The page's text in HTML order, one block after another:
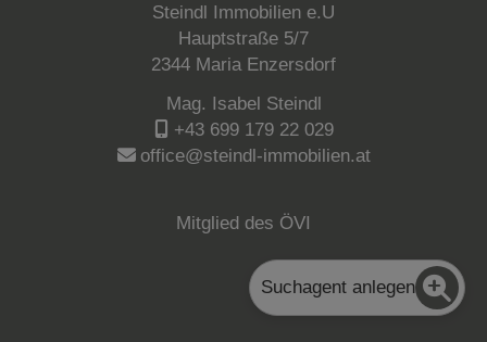
Steindl Immobilien e.U
Hauptstraße 5/7
2344 Maria Enzersdorf
Mag. Isabel Steindl
+43 699 179 22 029
office@steindl-immobilien.at
Mitglied des ÖVI
Suchagent anlegen